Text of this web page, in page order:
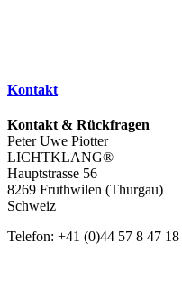
Kontakt
Kontakt & Rückfragen
Peter Uwe Piotter
LICHTKLANG®
Hauptstrasse 56
8269 Fruthwilen (Thurgau)
Schweiz
Telefon: +41 (0)44 57 8 47 18